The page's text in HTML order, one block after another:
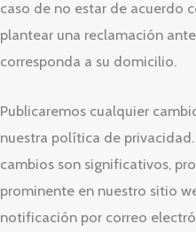
caso de no estar de acuerdo
plantear una reclamación
corresponda a su domicilio.
Publicaremos cualquier
nuestra política de
cambios son significativos,
prominente en nuestro sitio
notificación por correo